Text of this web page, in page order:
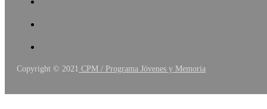
Copyright © 2021 CPM / Programa Jóvenes y Memoria